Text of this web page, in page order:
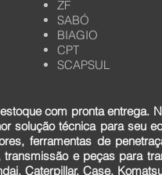
ZF
SABÓ
BIAGIO
CPT
SCAPSUL
com pronta
solução técnica para seu
ferramentas de
transmissão e peças para
Caterpillar, Case,